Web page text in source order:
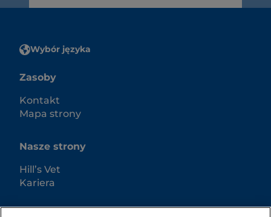
Wybór języka
Zasoby
Kontakt
Mapa strony
Nasze strony
Hill’s Vet
Kariera